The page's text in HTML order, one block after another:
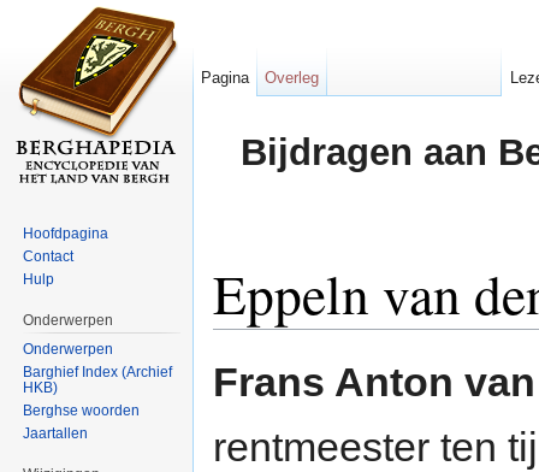
Bijdragen aan
Eppeln van
Frans Anton
rentmeester ten
Pagina Overleg
Hoofdpagina
Contact
Hulp
Onderwerpen
Onderwerpen
Barghief Index (Archief
HKB)
Berghse woorden
Jaartallen